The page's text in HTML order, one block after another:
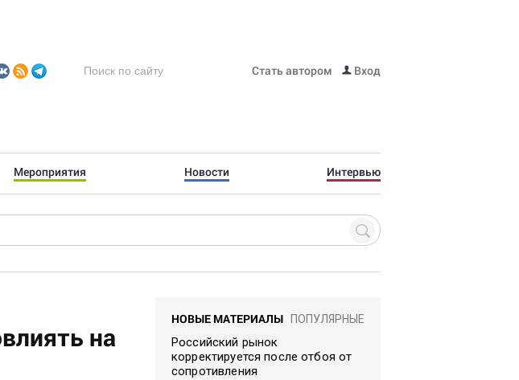
Стать автором Вход
Мероприятия Новости Интервью
на
НОВЫЕ МАТЕРИАЛЫ ПОПУЛЯРНЫЕ
Российский рынок
корректируется после отбоя от
сопротивления